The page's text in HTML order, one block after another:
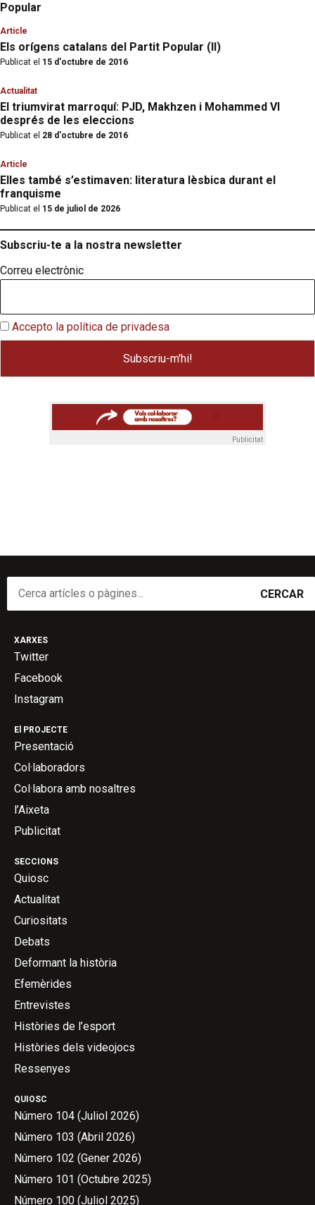
Popular
Article
Els orígens catalans del Partit Popular (II)
Publicat el 15 d'octubre de 2016
Actualitat
El triumvirat marroquí: PJD, Makhzen i Mohammed VI
després de les eleccions
Publicat el 28 d'octubre de 2016
Article
Elles també s’estimaven: literatura lèsbica durant el
franquisme
Publicat el 15 de juliol de 2026
Subscriu-te a la nostra newsletter
Correu electrònic
Accepto la política de privadesa
Publicitat
CERCAR
QUIOSC
Número 104 (Juliol 2026)
Número 103 (Abril 2026)
Número 102 (Gener 2026)
Número 101 (Octubre 2025)
Número 100 (Juliol 2025)
SECCIONS
Quiosc
Actualitat
Curiositats
Debats
Deformant la història
Efemèrides
Entrevistes
Històries de l’esport
Històries dels videojocs
Ressenyes
El PROJECTE
Presentació
Col·laboradors
Col·labora amb nosaltres
l’Aixeta
Publicitat
XARXES
Twitter
Facebook
Instagram